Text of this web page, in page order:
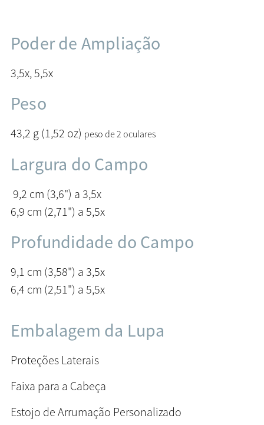
Poder de Ampliação
3,5x, 5,5x
Peso
43,2 g (1,52 oz) peso de 2 oculares
Largura do Campo
9,2 cm (3,6") a 3,5x
6,9 cm (2,71") a 5,5x
Profundidade do Campo
9,1 cm (3,58") a 3,5x
6,4 cm (2,51") a 5,5x
Embalagem da Lupa
Proteções Laterais
Faixa para a Cabeça
Estojo de Arrumação Personalizado